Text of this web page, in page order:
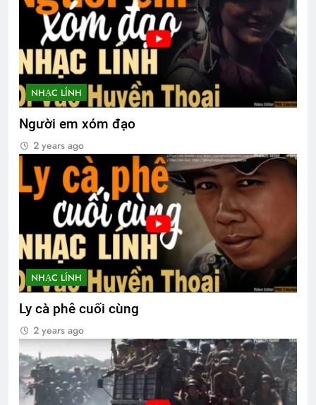
NHẠC LÍNH
Người em xóm đạo
2 years ago
NHẠC LÍNH
Ly cà phê cuối cùng
2 years ago